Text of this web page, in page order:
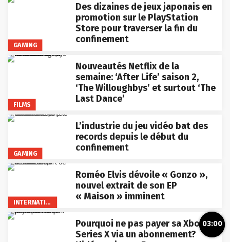
GAMING
Des dizaines de jeux japonais en
promotion sur le PlayStation
Store pour traverser la fin du
confinement
FILMS
Nouveautés Netflix de la
semaine: ‘After Life’ saison 2,
‘The Willoughbys’ et surtout ‘The
Last Dance’
GAMING
L’industrie du jeu vidéo bat des
records depuis le début du
confinement
INTERNATIONAL
Roméo Elvis dévoile « Gonzo »,
nouvel extrait de son EP
« Maison » imminent
Pourquoi ne pas payer sa Xbox
Series X via un abonnement?
03:00